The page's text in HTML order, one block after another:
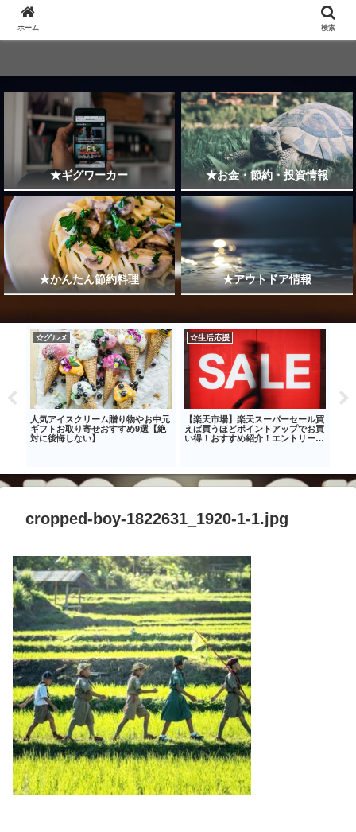
★ギグワーカー ★お金・節約・投資情報
★かんたん節約料理 ★アウトドア情報
☆グルメ
人気アイスクリーム贈り物やお中元
ギフトお取り寄せおすすめ9選【絶
対に後悔しない】
☆生活応援
【楽天市場】楽天スーパーセール買
えば買うほどポイントアップでお買
い得！おすすめ紹介！エントリー忘
cropped-boy-1822631_1920-1-1.jpg
ホーム 検索